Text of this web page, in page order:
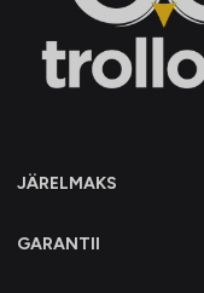
JÄRELMAKS
GARANTII